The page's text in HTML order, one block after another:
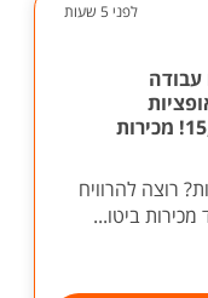
לפני 5 שעות
עבודה
לקידום!ממוצע שכר 15,000! מכירות
רוצה להרוויח
ביטו...